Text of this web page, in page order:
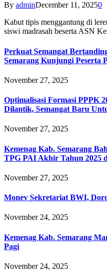
By adminDecember 11, 20250
Kabut tipis menggantung di
siswi madrasah beserta ASN
Perkuat Semangat
Semarang Kunjungi Peserta
November 27, 2025
Optimalisasi Formasi PPPK
Dilantik, Semangat Baru
November 27, 2025
Kemenag Kab. Semarang
TPG PAI Akhir Tahun 2025
November 27, 2025
Monev Sekretariat BWI,
November 24, 2025
Kemenag Kab. Semarang
Pagi
November 24, 2025